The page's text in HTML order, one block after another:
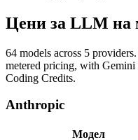
Цени за LLM на
64 models across 5
metered pricing, with
Coding Credits.
Anthropic
Модел